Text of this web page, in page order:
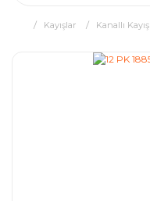
Kayışlar Kanallı Kayış